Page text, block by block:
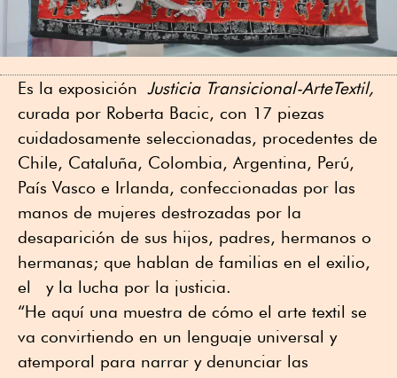
Es la exposición Justicia Transicional-ArteTextil,
curada por Roberta Bacic, con 17 piezas
cuidadosamente seleccionadas, procedentes de
Chile, Cataluña, Colombia, Argentina, Perú,
País Vasco e Irlanda, confeccionadas por las
manos de mujeres destrozadas por la
desaparición de sus hijos, padres, hermanos o
hermanas; que hablan de familias en el exilio,
el y la lucha por la justicia.
“He aquí una muestra de cómo el arte textil se
va convirtiendo en un lenguaje universal y
atemporal para narrar y denunciar las